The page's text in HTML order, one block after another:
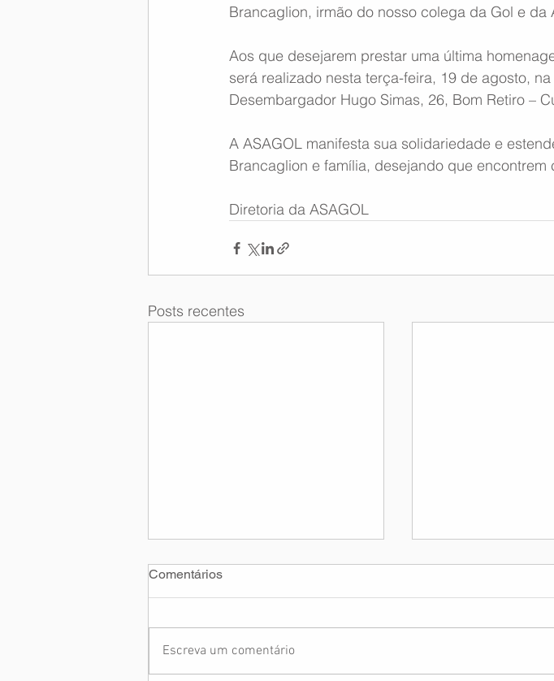
Brancaglion, irmão do nosso colega da Gol e
Aos que desejarem prestar uma última
será realizado nesta terça-feira, 19 de agosto,
Desembargador Hugo Simas, 26, Bom Retiro –
A ASAGOL manifesta sua solidariedade e
Brancaglion e família, desejando que
Diretoria da ASAGOL
Posts recentes
Comentários
Escreva um comentário